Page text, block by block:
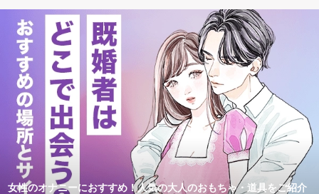
女性のオナニーにおすすめ！人気の大人のおもちゃ・道具をご紹介